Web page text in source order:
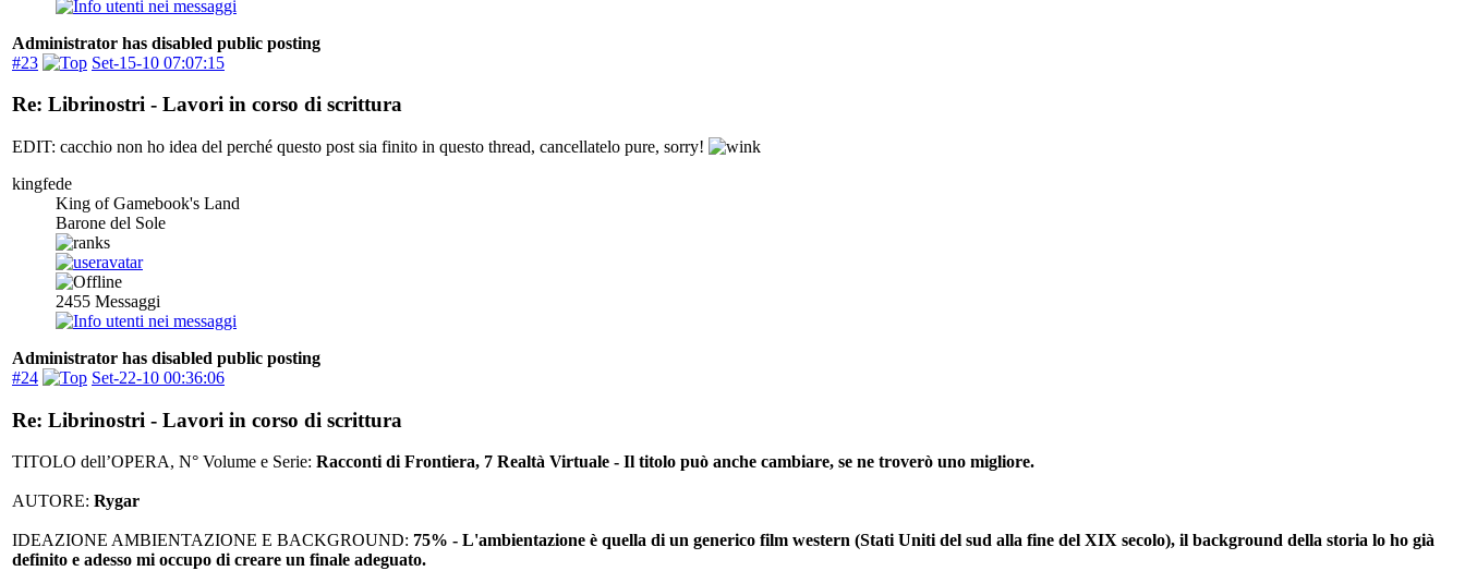
Administrator has disabled public posting
#23
Set-15-10 07:07:15
Re: Librinostri - Lavori in corso di scrittura
EDIT: cacchio non ho idea del perché questo post sia finito in questo thread, cancellatelo pure, sorry!
kingfede
King of Gamebook's Land
Barone del Sole
2455 Messaggi
Administrator has disabled public posting
#24
Set-22-10 00:36:06
Re: Librinostri - Lavori in corso di scrittura
TITOLO dell’OPERA, N° Volume e Serie: Racconti di Frontiera, 7 Realtà Virtuale - Il titolo può anche cambiare, se ne troverò uno migliore.
AUTORE: Rygar
IDEAZIONE AMBIENTAZIONE E BACKGROUND: 75% - L'ambientazione è quella di un generico film western (Stati Uniti del sud alla fine del XIX secolo), il background della storia lo ho già
definito e adesso mi occupo di creare un finale adeguato.